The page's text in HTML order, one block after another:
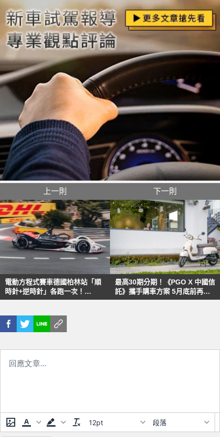
上一則
電動方程式賽車德國柏林站「順
時針+逆時針」各跑一次！
Porsche有主場優勢？
下一則
最高30期分期！《PGO X 中國信
託》攜手購車方案 5月底前再享
8,500元優惠
12pt 段落